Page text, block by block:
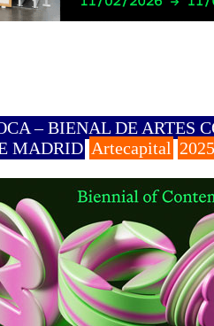
– BIENAL DE ARTES
MADRID Artecapital